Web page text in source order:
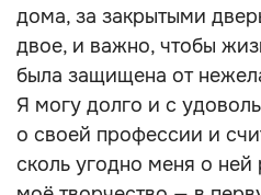
дома, за закрытыми
двое, и важно, чтобы
была защищена от
Я могу долго и с
о своей профессии и
сколь угодно меня о ней